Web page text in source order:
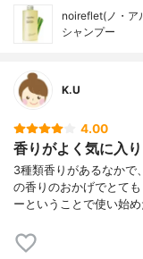
noireflet(ノ・ア
シャンプー
K.U
4.00
香りがよく気に入り
3種類香りがあるなかで
の香りのおかげでとて
ーということで使い始